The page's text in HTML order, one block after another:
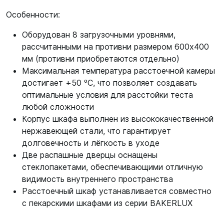
Особенности:
Оборудован 8 загрузочными уровнями,
рассчитанными на противни размером 600х400
мм (противни приобретаются отдельно)
Максимальная температура расстоечной камеры
достигает +50 ºC, что позволяет создавать
оптимальные условия для расстойки теста
любой сложности
Корпус шкафа выполнен из высококачественной
нержавеющей стали, что гарантирует
долговечность и лёгкость в уходе
Две распашные дверцы оснащены
стеклопакетами, обеспечивающими отличную
видимость внутреннего пространства
Расстоечный шкаф устанавливается совместно
с пекарскими шкафами из серии BAKERLUX